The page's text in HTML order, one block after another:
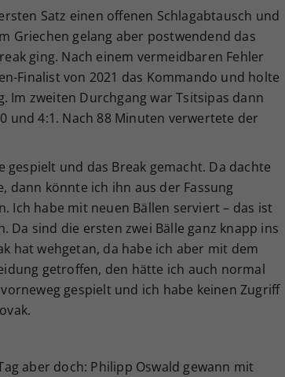
Satz einen offenen Schlagabtausch und
Griechen gelang aber postwendend das
ging. Nach einem vermeidbaren Fehler
Finalist von 2021 das Kommando und holte
Im zweiten Durchgang war Tsitsipas dann
und 4:1. Nach 88 Minuten verwertete der
gespielt und das Break gemacht. Da dachte
dann könnte ich ihn aus der Fassung
Ich habe mit neuen Bällen serviert – das ist
Da sind die ersten zwei Bälle ganz knapp ins
hat wehgetan, da habe ich aber mit dem
getroffen, den hätte ich auch normal
gespielt und ich habe keinen Zugriff
aber doch: Philipp Oswald gewann mit